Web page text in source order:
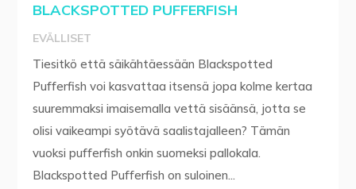
BLACKSPOTTED PUFFERFISH
EVÄLLISET
Tiesitkö että säikähtäessään Blackspotted
Pufferfish voi kasvattaa itsensä jopa kolme kertaa
suuremmaksi imaisemalla vettä sisäänsä, jotta se
olisi vaikeampi syötävä saalistajalleen? Tämän
vuoksi pufferfish onkin suomeksi pallokala.
Blackspotted Pufferfish on suloinen...